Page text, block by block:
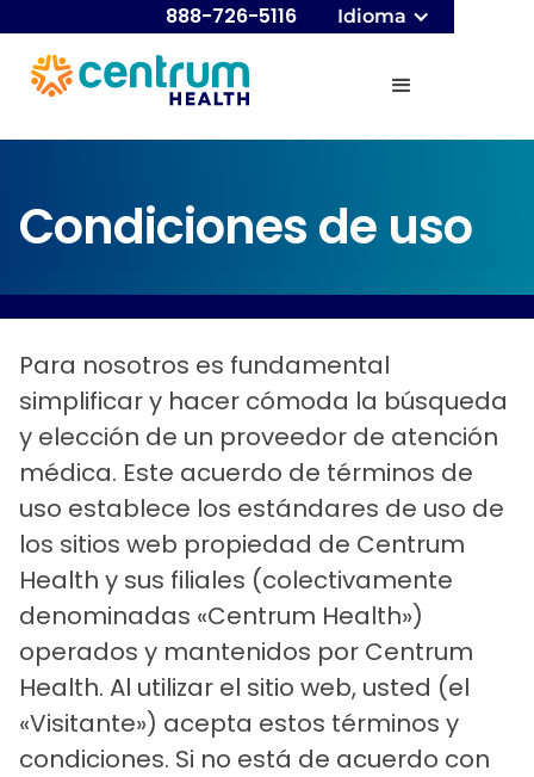
888-726-5116 Idioma
Condiciones de uso
Para nosotros es fundamental
simplificar y hacer cómoda la búsqueda
y elección de un proveedor de atención
médica. Este acuerdo de términos de
uso establece los estándares de uso de
los sitios web propiedad de Centrum
Health y sus filiales (colectivamente
denominadas «Centrum Health»)
operados y mantenidos por Centrum
Health. Al utilizar el sitio web, usted (el
«Visitante») acepta estos términos y
condiciones. Si no está de acuerdo con